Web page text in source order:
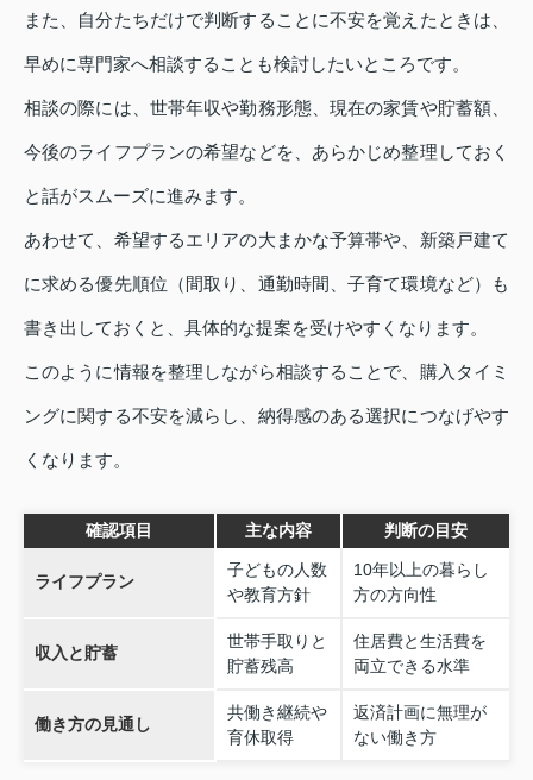
また、自分たちだけで判断することに不安を覚えたときは、
早めに専門家へ相談することも検討したいところです。
相談の際には、世帯年収や勤務形態、現在の家賃や貯蓄額、
今後のライフプランの希望などを、あらかじめ整理しておく
と話がスムーズに進みます。
あわせて、希望するエリアの大まかな予算帯や、新築戸建て
に求める優先順位（間取り、通勤時間、子育て環境など）も
書き出しておくと、具体的な提案を受けやすくなります。
このように情報を整理しながら相談することで、購入タイミ
ングに関する不安を減らし、納得感のある選択につなげやす
くなります。
確認項目 主な内容 判断の目安
ライフプラン
子どもの人数
や教育方針
10年以上の暮らし
方の方向性
収入と貯蓄
世帯手取りと
貯蓄残高
住居費と生活費を
両立できる水準
働き方の見通し
共働き継続や
育休取得
返済計画に無理が
ない働き方